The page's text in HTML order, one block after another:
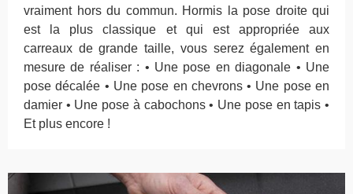
vraiment hors du commun. Hormis la pose droite qui
est la plus classique et qui est appropriée aux
carreaux de grande taille, vous serez également en
mesure de réaliser : • Une pose en diagonale • Une
pose décalée • Une pose en chevrons • Une pose en
damier • Une pose à cabochons • Une pose en tapis •
Et plus encore !